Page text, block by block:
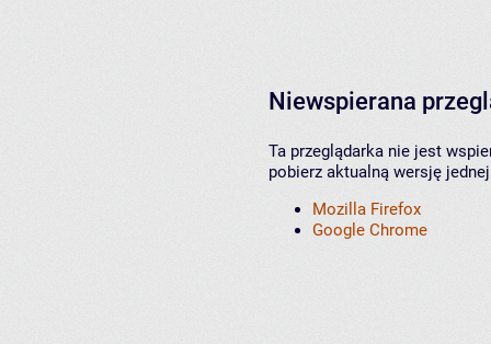
Niewspierana
Ta przeglądarka nie jest
pobierz aktualną wersję
Mozilla Firefox
Google Chrome